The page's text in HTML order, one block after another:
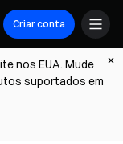
Criar conta
nos EUA. Mude
suportados em